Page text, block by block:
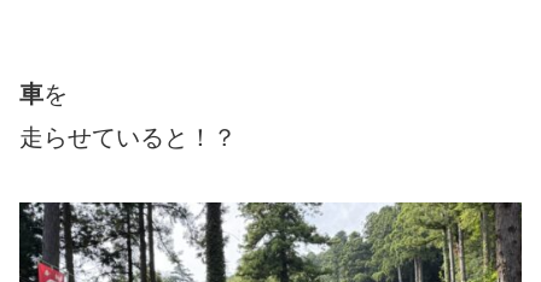
車を
走らせていると！？